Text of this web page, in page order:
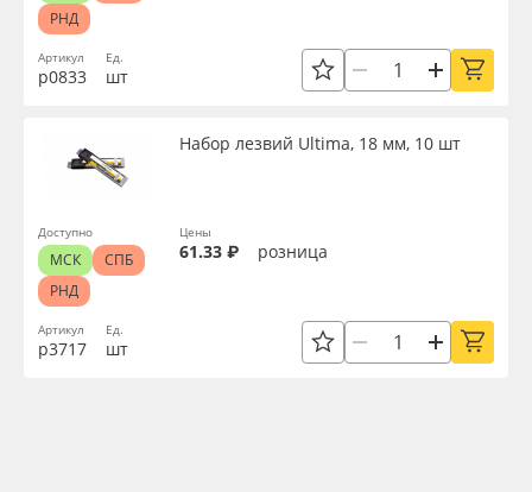
Артикул
р0833
Ед.
шт
РНД
Артикул
р3717
Набор лезвий Ultima, 18 мм, 10 шт
Ед.
шт
Цены
61.33 ₽ розница
Доступно
МСК
СПБ
РНД